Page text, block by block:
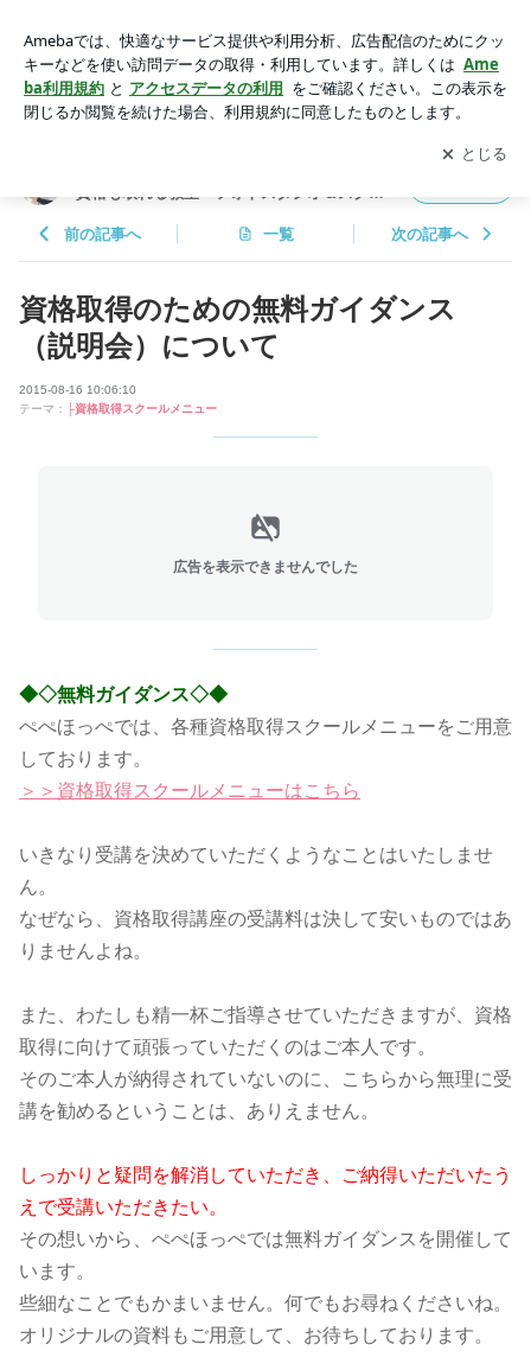
ビーマッサージ&マタニティフォト｜資格も取れる教室・フォ
トスタジオ＆スクール
アプリをダウンロードして ブログの更新通知
を受け取りまし
ょう。
開く
資格も取れる教室・フォトスタジオ＆スクー
前の記事へ 一覧 次の記事へ
資格取得のための無料ガイダンス
（説明会）について
2015-08-16 10:06:10
テーマ：
├資格取得スクールメニュー
広告を表示できませんでした
◆◇無料ガイダンス◇◆
ぺぺほっぺでは、各種資格取得スクールメニューをご用意
しております。
＞＞資格取得スクールメニューはこちら
いきなり受講を決めていただくようなことはいたしませ
ん。
なぜなら、資格取得講座の受講料は決して安いものではあ
りませんよね。
また、わたしも精一杯ご指導させていただきますが、 資格
取得に向けて頑張っていただくのはご本人です。
そのご本人が納得されていないのに、こちらから無理に受
講を勧めるということは、ありえません。
しっかりと疑問を解消していただき、ご納得いただいたう
えで受講いただきたい。
その想いから、ぺぺほっぺでは無料ガイダンスを開催して
います。
些細なことでもかまいません。何でもお尋ねくださいね。
オリジナルの資料もご用意して、お待ちしております。